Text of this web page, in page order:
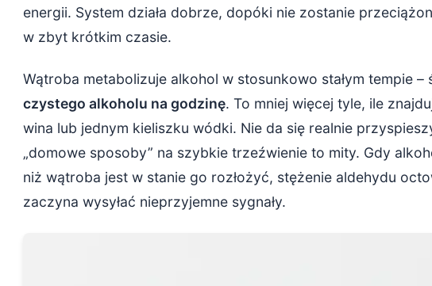
energii. System działa dobrze, dopóki nie zostanie
w zbyt krótkim czasie.
Wątroba metabolizuje alkohol w stosunkowo stałym tempie –
czystego alkoholu na godzinę. To mniej więcej tyle, ile
wina lub jednym kieliszku wódki. Nie da się realnie
„domowe sposoby” na szybkie trzeźwienie to mity. Gdy
niż wątroba jest w stanie go rozłożyć, stężenie aldehydu
zaczyna wysyłać nieprzyjemne sygnały.